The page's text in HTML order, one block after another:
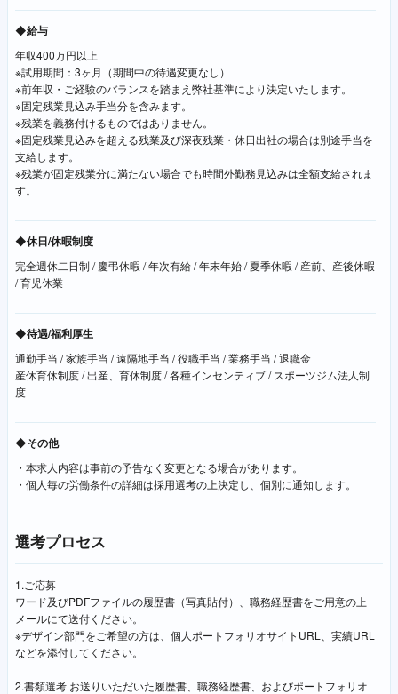
◆給与
年収400万円以上
※試用期間：3ヶ月（期間中の待遇変更なし）
※前年収・ご経験のバランスを踏まえ弊社基準により決定いたします。
※固定残業見込み手当分を含みます。
※残業を義務付けるものではありません。
※固定残業見込みを超える残業及び深夜残業・休日出社の場合は別途手当を
支給します。
※残業が固定残業分に満たない場合でも時間外勤務見込みは全額支給されま
す。
◆休日/休暇制度
完全週休二日制 / 慶弔休暇 / 年次有給 / 年末年始 / 夏季休暇 / 産前、産後休暇
/ 育児休業
◆待遇/福利厚生
通勤手当 / 家族手当 / 遠隔地手当 / 役職手当 / 業務手当 / 退職金
産休育休制度 / 出産、育休制度 / 各種インセンティブ / スポーツジム法人制
度
◆その他
・本求人内容は事前の予告なく変更となる場合があります。
・個人毎の労働条件の詳細は採用選考の上決定し、個別に通知します。
選考プロセス
1.ご応募
ワード及びPDFファイルの履歴書（写真貼付）、職務経歴書をご用意の上
メールにて送付ください。
※デザイン部門をご希望の方は、個人ポートフォリオサイトURL、実績URL
などを添付してください。
2.書類選考 お送りいただいた履歴書、職務経歴書、およびポートフォリオ